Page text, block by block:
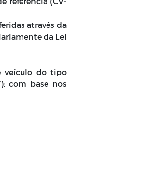
através da
da Lei
veículo do tipo
com base nos